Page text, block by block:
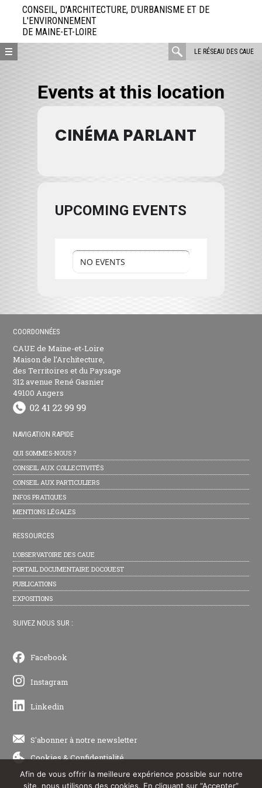
directement
contenu
CONSEIL, D'ARCHITECTURE, D'URBANISME ET DE
L'ENVIRONNEMENT
DE MAINE-ET-LOIRE
LE RÉSEAU DES CAUE
rechercher
Events at this location
CINÉMA PARLANT
UPCOMING EVENTS
NO EVENTS
COORDONNÉES
CAUE de Maine-et-Loire
Maison de l’Architecture,
des Territoires et du Paysage
312 avenue René Gasnier
49100 Angers
NAVIGATION RAPIDE
QUI SOMMES-NOUS ?
CONSEIL AUX COLLECTIVITÉS
CONSEIL AUX PARTICULIERS
INFOS PRATIQUES
MENTIONS LÉGALES
RESSOURCES
L’OBSERVATOIRE DES CAUE
PORTAIL DOCUMENTAIRE DOCOUEST
PUBLICATIONS
EXPOSITIONS
SUIVEZ NOUS SUR :
Facebook
Instagram
Linkedin
S'abonner à notre newsletter
Cookies&Confidentialité
Afin de vous offrir la meilleure expérience possible sur notre
site, nous utilisons des cookies. En cliquant sur “Accepter”